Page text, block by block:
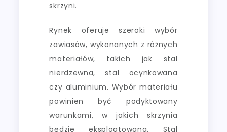
skrzyni.
Rynek oferuje szeroki wybór
zawiasów, wykonanych z różnych
materiałów, takich jak stal
nierdzewna, stal ocynkowana
czy aluminium. Wybór materiału
powinien być podyktowany
warunkami, w jakich skrzynia
będzie eksploatowana. Stal